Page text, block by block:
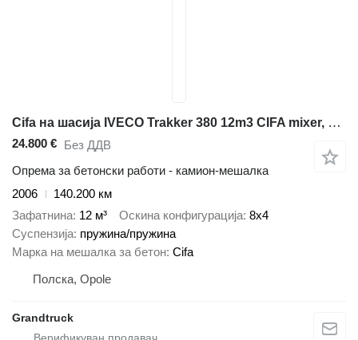
Cifa на шасија IVECO Trakker 380 12m3 CIFA mixer, cursor 13, manual gearbox, air cond
24.800 € Без ДДВ
Опрема за бетонски работи - камион-мешалка
2006
140.200 км
Зафатнина 12 м³ Оскина конфигурација 8x4
Суспензија пружина/пружина
Марка на мешалка за бетон Cifa
Полска, Opole
Grandtruck